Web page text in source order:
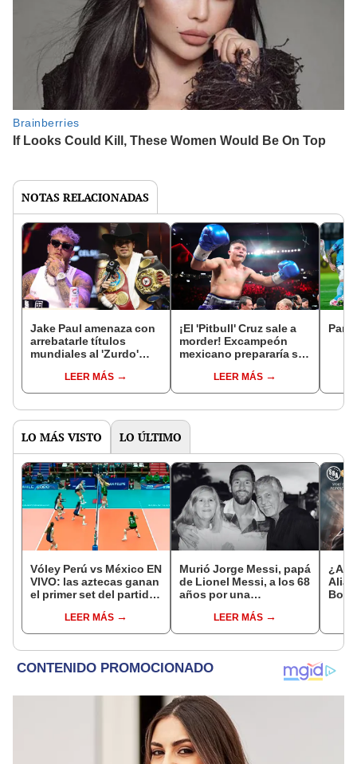
NOTAS RELACIONADAS
Jake Paul amenaza con
arrebatarle títulos
mundiales al 'Zurdo'
campeonato del
mundo"
LEER MÁS
¡El 'Pitbull' Cruz sale a
morder! Excampeón
mexicano prepararía su
Manny Pacquiao
LEER MÁS
LO MÁS VISTO LO ÚLTIMO
Vóley Perú vs México EN
VIVO: las aztecas ganan
el primer set del partido
Mundial sub 17 2026
LEER MÁS
Murió Jorge Messi, papá
de Lionel Messi, a los 68
años por una
LEER MÁS
¿A